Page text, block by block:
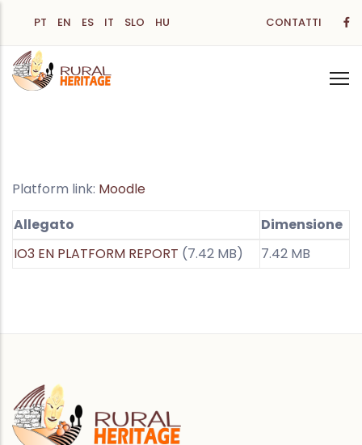
contenuto
principale
PT EN ES IT SLO HU CONTATTI
Platform link: Moodle
Allegato
Dimensione
IO3 EN PLATFORM REPORT (7.42 MB) 7.42 MB